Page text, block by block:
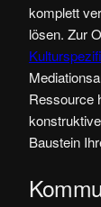
komplett
lösen. Zur
Ressource
Baustein